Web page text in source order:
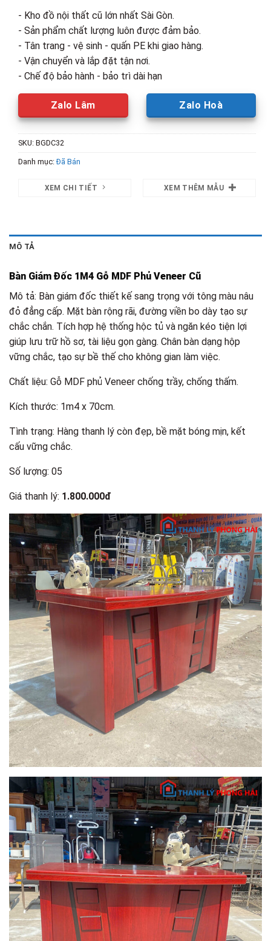
- Kho đồ nội thất cũ lớn nhất Sài Gòn.
- Sản phẩm chất lượng luôn được đảm bảo.
- Tân trang - vệ sinh - quấn PE khi giao hàng.
- Vận chuyển và lắp đặt tận nơi.
- Chế độ bảo hành - bảo trì dài hạn
Zalo Lâm Zalo Hoà
SKU: BGDC32
Danh mục:Đã Bán
XEM CHI TIẾT XEM THÊM MẪU
MÔ TẢ
Bàn Giám Đốc 1M4 Gỗ MDF Phủ Veneer Cũ
Mô tả: Bàn giám đốc thiết kế sang trọng với tông màu nâu
đỏ đẳng cấp. Mặt bàn rộng rãi, đường viền bo dày tạo sự
chắc chắn. Tích hợp hệ thống hộc tủ và ngăn kéo tiện lợi
giúp lưu trữ hồ sơ, tài liệu gọn gàng. Chân bàn dạng hộp
vững chắc, tạo sự bề thế cho không gian làm việc.
Chất liệu: Gỗ MDF phủ Veneer chống trầy, chống thấm.
Kích thước: 1m4 x 70cm.
Tình trạng: Hàng thanh lý còn đẹp, bề mặt bóng mịn, kết
cấu vững chắc.
Số lượng: 05
Giá thanh lý: 1.800.000đ